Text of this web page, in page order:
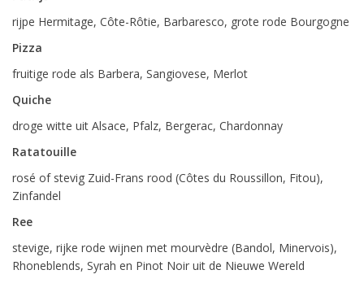
rijpe Hermitage, Côte-Rôtie, Barbaresco, grote rode Bourgogne
Pizza
fruitige rode als Barbera, Sangiovese, Merlot
Quiche
droge witte uit Alsace, Pfalz, Bergerac, Chardonnay
Ratatouille
rosé of stevig Zuid-Frans rood (Côtes du Roussillon, Fitou),
Zinfandel
Ree
stevige, rijke rode wijnen met mourvèdre (Bandol, Minervois),
Rhoneblends, Syrah en Pinot Noir uit de Nieuwe Wereld